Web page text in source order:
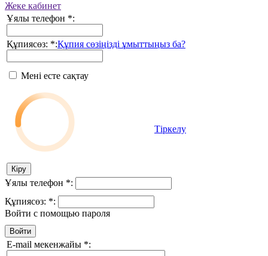
Жеке кабинет
Ұялы телефон *:
Құпиясөз: *:Құпия сөзіңізді ұмыттыңыз ба?
Мені есте сақтау
Тіркелу
Ұялы телефон *:
Құпиясөз: *:
Войти с помощью пароля
E-mail мекенжайы *: